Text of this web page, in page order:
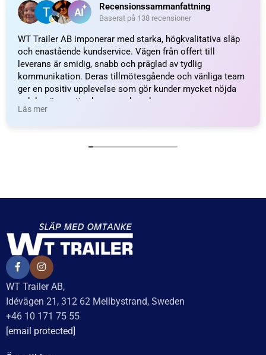
Recensionssammanfattning
Baserat på 138 recensioner
WT Trailer AB imponerar med starka, högkvalitativa släp
och enastående kundservice. Vägen från offert till
leverans är smidig, snabb och präglad av tydlig
kommunikation. Deras tillmötesgående och vänliga team
ger en positiv upplevelse som gör kunder mycket nöjda
och benägna att rekommendera dem.
Läs mer
WT Trailer AB,
Idévägen 21, 312 62 Mellbystrand, Sweden
+46 10 171 75 55
[email protected]